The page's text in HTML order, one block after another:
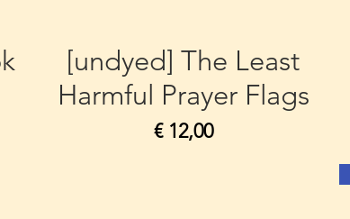
[undyed] The Least
Harmful Prayer Flags
Prijs
€ 12,00